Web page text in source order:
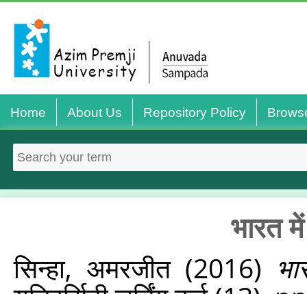
Home About Us Repository Policy
भारत
सिन्हा, अमरजीत(2016)